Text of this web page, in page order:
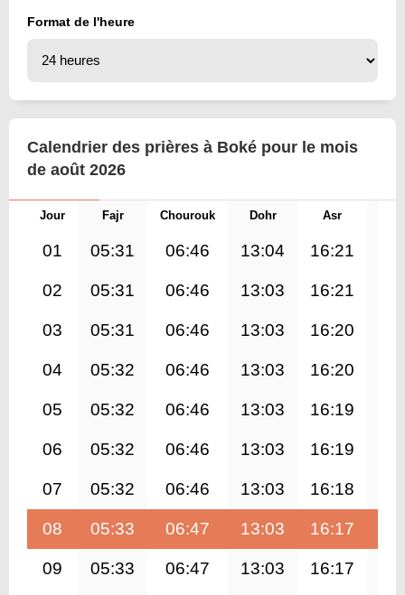
Format de l'heure
Calendrier des prières à Boké pour le mois
de août 2026
Jour Fajr Chourouk Dohr Asr
01 05:31 06:46 13:04 16:21
02 05:31 06:46 13:03 16:21
03 05:31 06:46 13:03 16:20
04 05:32 06:46 13:03 16:20
05 05:32 06:46 13:03 16:19
06 05:32 06:46 13:03 16:19
07 05:32 06:46 13:03 16:18
08 05:33 06:47 13:03 16:17
09 05:33 06:47 13:03 16:17